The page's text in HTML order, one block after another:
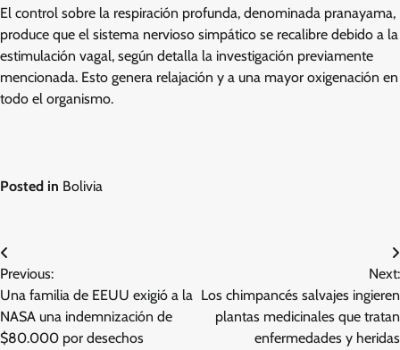
El control sobre la respiración profunda, denominada pranayama,
produce que el sistema nervioso simpático se recalibre debido a la
estimulación vagal, según detalla la investigación previamente
mencionada. Esto genera relajación y a una mayor oxigenación en
todo el organismo.
Posted in Bolivia
Post
navigation
Previous:
Una familia de EEUU exigió a la
NASA una indemnización de
$80.000 por desechos
Next:
Los chimpancés salvajes ingieren
plantas medicinales que tratan
enfermedades y heridas